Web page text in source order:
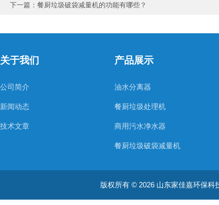
下一篇： 餐厨垃圾破袋减量机的功能有哪些？
关于我们
公司简介
新闻动态
技术文章
产品展示
油水分离器
餐厨垃圾处理机
商用污水净水器
餐厨垃圾破袋减量机
餐厨垃圾粉碎机
版权所有 © 2026 山东家佳嘉环保